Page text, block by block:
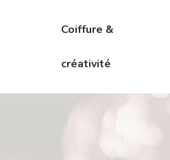
Coiffure &
créativité